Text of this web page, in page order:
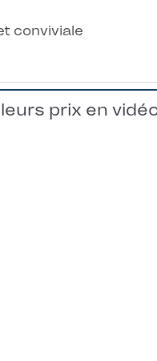
conviviale
prix en